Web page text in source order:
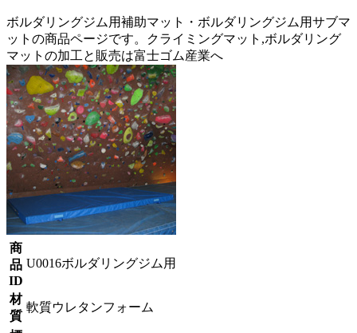
ボルダリングジム用補助マット・ボルダリングジム用サブマ
ットの商品ページです。クライミングマット,ボルダリング
マットの加工と販売は富士ゴム産業へ
商
品
ID
U0016ボルダリングジム用
材
質
軟質ウレタンフォーム